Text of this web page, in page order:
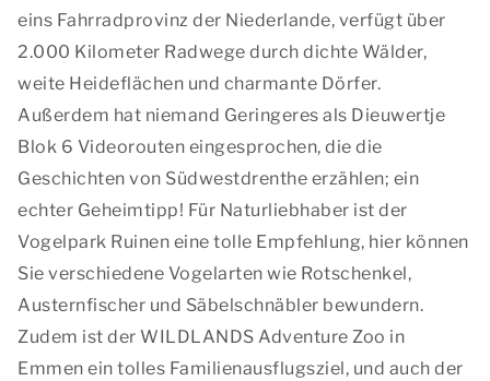
eins Fahrradprovinz der Niederlande, verfügt über
2.000 Kilometer Radwege durch dichte Wälder,
weite Heideflächen und charmante Dörfer.
Außerdem hat niemand Geringeres als Dieuwertje
Blok 6 Videorouten eingesprochen, die die
Geschichten von Südwestdrenthe erzählen; ein
echter Geheimtipp! Für Naturliebhaber ist der
Vogelpark Ruinen eine tolle Empfehlung, hier können
Sie verschiedene Vogelarten wie Rotschenkel,
Austernfischer und Säbelschnäbler bewundern.
Zudem ist der WILDLANDS Adventure Zoo in
Emmen ein tolles Familienausflugsziel, und auch der